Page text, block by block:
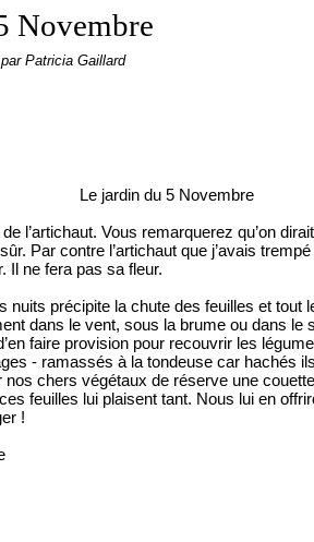
Novembre
par Patricia Gaillard
Le jardin du 5 Novembre
l’artichaut. Vous remarquerez qu’on
Par contre l’artichaut que j’avais
Il ne fera pas sa fleur.
nuits précipite la chute des feuilles et tout
dans le vent, sous la brume ou dans le
faire provision pour recouvrir les
- ramassés à la tondeuse car hachés
nos chers végétaux de réserve une
feuilles lui plaisent tant. Nous lui en
!